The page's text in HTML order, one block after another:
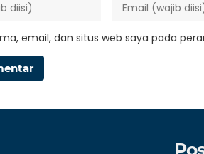
email, dan situs web saya pada